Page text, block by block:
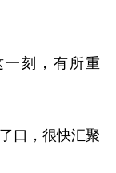
刻，有所重
口，很快汇聚